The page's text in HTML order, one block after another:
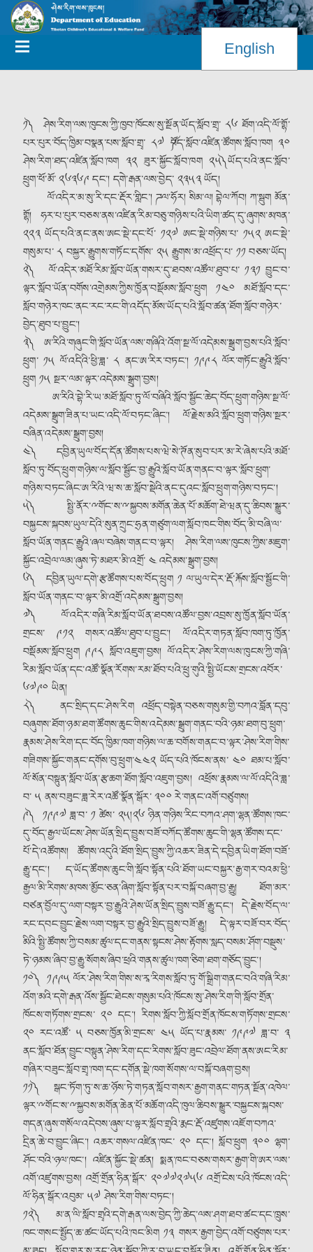
English
༡༽ ཤེས་རིག་ལས་ཁུངས་ཀྱི་ཁྱབ་ཁོངས་སུ་སྔོན་ཡོད་སློབ་གྲྭ་ ༨༦ ཐོག་འདི་ལོ་གྷོ་
པར་པུར་བོད་ཁྱིམ་བསྣན་པས་སློབ་གྲྭ་ ༨༧ ༼བོད་སློབ་འཛིན་ཚོགས་སློབ་ཁག ༣༠
ཤེས་རིག་ཐད་འཛིན་སློབ་ཁག ༣༢ ཟུར་སྐྱོང་སློབ་ཁག ༢༥༽ ཡོད་པའི་ནང་སློབ་
ཕྲུག་ཕོ་མོ་ ༢༦༣༦༩ དང༌། དགེ་རྒན་ལས་བྱེད་ ༢༣༥༣ ཡོད།
ལོ་འདིར་མ་སུ་རི་དང་རྡོར་གླིང༌། ཌལ་ཧོར། སིམ་ལ། བྷེལ་ཀོབ། ཀ་སྦུག མོན་
གྷོ། ཧར་པ་པུར་བཅས་ནས་འཛིན་རིམ་བཅུ་གཉིས་པའི་ཡིག་ཚད་དུ་ཞུགས་མཁན་
༢༢༣ ཡོད་པའི་ནང་ནས་ཨང་སྡེ་དང་པོ་ ༡༢༧ ཨང་སྡེ་གཉིས་པ་ ༡༥༢ ཨང་སྡེ་
གསུམ་པ་ ༨ བསྐྱར་རྒྱུགས་གཏོང་དགོས་ ༢༥ རྒྱུགས་མ་འཕྲོད་པ་ ༡༡ བཅས་ཡོད།
༢༽ ལོ་འདིར་མཐོ་རིམ་སློབ་ཡོན་གསར་དུ་ཐབས་འཚོལ་ཐུབ་པ་ ༡༣༡ བྱུང་བ་
ལྟར་སློབ་ཡོན་བགོས་འགྲེམས་ཀྱིས་ཁྱོན་བསྡོམས་སློབ་ཕྲུག ༡༤༠ མཐོ་སློབ་དང་
སློབ་གཉེར་ཁང་ནང་རང་རང་གི་འདོད་མོས་ཡོད་པའི་སློབ་ཚན་ཐོག་སློབ་གཉེར་
བྱེད་ཐུབ་པ་བྱུང༌།
༣༽ ཨ་རིའི་གཞུང་གི་སློབ་ཡོན་ལས་གཞིའི་འོག་སྔ་ལོ་འདེམས་སྒྲུག་བྱས་པའི་སློབ་
ཕྲུག་ ༡༥ ལོ་འདིའི་ཕྱི་ཟླ་ ༨ ནང་ཨ་རིར་བཏང༌། ༡༩༩༨ ལོར་གཏོང་རྒྱུའི་སློབ་
ཕྲུག ༡༥ སྔར་ལམ་ལྟར་འདེམས་སྒྲུག་བྱས།
ཨ་རིའི་བྷེ་རི་ཡ་མཐོ་སློབ་ཏུ་ལོ་བཞིའི་སློབ་སྦྱོང་ཆེད་བོད་ཕྲུག་གཉིས་སྔ་ལོ་
འདེམས་སྒྲུག་ཟིན་པ་ཡང་འདི་ལོ་བཏང་ཞིང༌། ལོ་རྗེས་མའི་སློབ་ཕྲུག་གཉིས་སྔར་
བཞིན་འདེམས་སྒྲུག་བྱས།
༤༽ དབྱིན་ཡུལ་བོད་དོན་ཚོགས་པས་ཝེ་སེ་ཊོན་སུབ་པར་མ་རེ་ཞེས་པའི་མཐོ་
སློབ་ཏུ་བོད་ཕྲུག་གཉིས་ལ་སློབ་སྦྱོང་བྱ་རྒྱུའི་སློབ་ཡོན་གནང་བ་ལྟར་སློབ་ཕྲུག་
གཉིས་བཏང་ཞིང་ཨ་རིའི་ཝ་ས་ཆ་སློབ་སྡེའི་ནང་དུའང་སློབ་ཕྲུག་གཉིས་བཏང༌།
༥༽ སྤྱི་ནོར་ྋགོང་ས་ྋསྐྱབས་མགོན་ཆེན་པོ་མཆོག་ཐེ་ཝན་དུ་ཆིབས་སྒྱུར་
བསྐྱངས་སྐབས་ཡུལ་དེའི་སུན་ཀྲུང་ཧྲན་གཙུག་ལག་སློབ་ཁང་གིས་བོད་མི་བཞི་ལ་
སློབ་ཡོན་གནང་རྒྱུའི་ཞལ་བཞེས་གནང་བ་ལྟར། ཤེས་རིག་ལས་ཁུངས་ཀྱིས་མཇུག་
སྐྱོང་འབྲེལ་ལམ་ཞུས་ཏེ་མཐར་མི་འགྲོ་ ༤ འདེམས་སྒྲུག་བྱས།
༦༽ དབྱིན་ཡུལ་དགེ་རྩ་ཚོགས་པས་བོད་ཕྲུག ༡ ལ་ཡུལ་དེར་རྡོ་རྐོས་སློབ་སྦྱོང་གི་
སློབ་ཡོན་གནང་བ་ལྟར་མི་འགྲོ་འདེམས་སྒྲུག་བྱས།
༧༽ ལོ་འདིར་གཞི་རིམ་སློབ་ཡོན་ཐབས་འཚོལ་བྱས་འབྲས་སུ་ཁྱོན་སློབ་ཡོན་
གྲངས་ ༩༡༢ གསར་འཚོལ་ཐུབ་པ་བྱུང༌། ལོ་འདིར་གཏན་སློབ་ཁག་ཏུ་ཁྱོན་
བསྡོམས་སློབ་ཕྲུག ༩༩༨ སློབ་འཇུག་བྱས། ལོ་འདིར་ཤེས་རིག་ལས་ཁུངས་ཀྱི་གཞི་
རིམ་སློབ་ཡོན་དང་འཚོ་སྣོན་རོགས་རམ་ཐོབ་པའི་ཕྲུ་གུའི་སྤྱི་ཡོངས་གྲངས་འབོར་
༦༧༩༠ ཡིན།
༨༽ ནང་སྲིད་དང་ཤེས་རིག འཕྲོད་བསྟེན་བཅས་གསུམ་གྱི་བཀའ་བློན་དབུ་
བཞུགས་ཐོག་ཉམ་ཐག་ཚོགས་ཆུང་གིས་འདེམས་སྒྲུག་གནང་བའི་ཉམ་ཐག་བུ་ཕྲུག་
རྣམས་ཤེས་རིག་དང་བོད་ཁྱིམ་ཁག་གཉིས་ལ་ཆ་བགོས་གནང་བ་ལྟར་ཤེས་རིག་གིས་
གཟིགས་སྐྱོང་གནང་དགོས་བུ་ཕྲུག༌༤༤༢ ཡོད་པའི་ཁོངས་ནས་ ༤༠ ཐམ་པ་སློབ་
ལོ་སོན་བསྟུན་སློབ་ཡོན་རྩ་ཆག་ཐོག་སློབ་འཇུག་བྱས། འཕྲོས་རྣམས་ལ་ལོ་འདིའི་ཟླ་
བ་ ༥ ནས་བཟུང་ཟླ་རེར་འཚོ་སྣོན་སྒོར་ ༣༠༠ རེ་གནང་འགོ་བཙུགས།
༩༽ ༡༩༩༧ ཟླ་བ་ ༡ ཚེས་ ༢༥།༢༦ ཉིན་གཉིས་རིང་བཀའ་ཤག་ལྷན་ཚོགས་ཁང་
དུ་བོད་རྒྱལ་ཡོངས་ཤེས་ཡོན་སྲིད་བྱུས་བཟོ་བཀོད་ཚོགས་ཆུང་གི་ལྷན་ཚོགས་དང་
པོ་དེ་འཚོགས། ཚོགས་འདུའི་ཐོག་སྲིད་བྱུས་ཀྱི་འཆར་ཟིན་དེ་དབྱིན་ཡིག་ཐོག་བཟོ་
རྒྱུ་དང༌། ད་ཡོད་ཚོགས་ཆུང་གི་སློབ་སྟོན་པའི་ཐོག་ཡང་བསྐྱར་རྒྱ་གར་བའམ་ཕྱི་
རྒྱལ་མི་རིགས་མཁས་མྱོང་ཅན་ཞིག་སློབ་སྟོན་པར་བསྐོ་བཞག་བྱ་རྒྱུ། ཐོག་མར་
བཙན་བྱོལ་དུ་ལག་བསྟར་བྱ་རྒྱུའི་ཤེས་ཡོན་སྲིད་བྱུས་བཟོ་རྒྱུ་དང༌། དེ་རྗེས་བོད་ལ་
རང་དབང་བྱུང་རྗེས་ལག་བསྟར་བྱ་རྒྱུའི་སྲིད་བྱུས་བཟོ་རྒྱུ། དེ་ལྟར་བཟོ་བར་བོད་
མིའི་སྤྱི་ཚོགས་ཀྱི་བསམ་ཚུལ་དང་གནས་སྟངས་ཤེས་རྟོགས་སླད་བསམ་ཤོག་བསྡུས་
ཏེ་ཉམས་ཞིབ་བྱ་རྒྱུ་སོགས་ཞིབ་ཕྲའི་གནས་ཚུལ་ཁག་ཅིག་ཐག་གཅོད་བྱུང༌།
༡༠༽ ༡༩༩༥ ལོར་ཤེས་རིག་གིས་ས་རཱ་རིགས་སློབ་ཏུ་གོ་སྒྲིག་གནང་བའི་གཞི་རིམ་
འོག་མའི་དགེ་རྒན་འོས་སྦྱོང་ཐེངས་གསུམ་པའི་ཁོངས་སུ་ཤེས་རིག་གི་སློབ་གྲོན་
ཁོངས་གཏོགས་གྲངས་ ༢༠ དང༌། རིགས་སློབ་ཀྱི་སློབ་གྲོན་ཁོངས་གཏོགས་གྲངས་
༢༠ རང་འཚོ་ ༥ བཅས་ཁྱོན་མི་གྲངས་ ༤༥ ཡོད་པ་རྣམས་ ༡༩༩༧ ཟླ་བ་ ༣
ནང་སློབ་ཐོན་བྱུང་བསྟུན་ཤེས་རིག་དང་རིགས་སློབ་ཟུང་འབྲེལ་ཐོག་ནས་ཨང་རིམ་
གཞིར་བཟུང་སློབ་གྲྭ་ཁག་དང་དགོན་སྡེ་ཁག་སོགས་ལ་བསྐོ་བཞག་བྱས།
༡༡༽ སྒང་ཏོག་ཏུ་ས་ཆ་ཉོས་ཏེ་གཏན་སློབ་གསར་རྒྱག་གནང་གཏན་སྔོན་འཁེལ་
ལྟར་ྋགོང་ས་ྋསྐྱབས་མགོན་ཆེན་པོ་མཆོག་འདི་ཁུལ་ཆིབས་སྒྱུར་བསྐྱངས་སྐབས་
གདན་ཞུས་གསོལ་འདེབས་ཞུས་པ་ལྟར་སློབ་གྲྭའི་རྨང་རྡོ་འཛུགས་འཇོག་བཀའ་
དྲིན་ཆེ་བ་བྱུང་ཞིང༌། འཆར་གསལ་འཛིན་ཁང་ ༢༠ དང༌། སློབ་ཕྲུག ༣༠༠ ལྷག་
ཤོང་བའི་ཉལ་ཁང༌། འཛིན་སྐྱོང་སྡེ་ཚན། སྨན་ཁང་བཅས་གསར་རྒྱག་གི་ཨར་ལས་
འགོ་འཛུགས་བྱས། འགྲོ་གྲོན་ཧིན་སྒོར་ ༢༠༧༧༢༧༥༦ འགྲོ་ངེས་པའི་ཁོངས་འདི་
ལོ་ཧིན་སྒོར་འབུམ་ ༥༧ ཤེས་རིག་གིས་བཏང༌།
༡༢༽ མ་ན་ལི་སློབ་གྲྭའི་དགེ་རྒན་ལས་བྱེད་ཀྱི་ཆེད་ལས་ཤག་ཐབ་ཚང་དང་ཁྲུས་
ཁང་གསང་སྤྱོད་ཆ་ཚང་ཡོད་པའི་ཁང་མིག ༡༣ གསར་རྒྱག་བྱེད་འགོ་བཙུགས་པར་